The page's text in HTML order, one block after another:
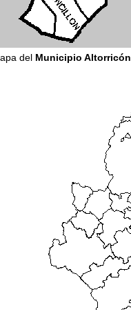
del Municipio Altorricón